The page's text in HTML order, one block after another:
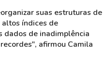
suas estruturas de
altos índices de
dados de inadimplência
afirmou Camila